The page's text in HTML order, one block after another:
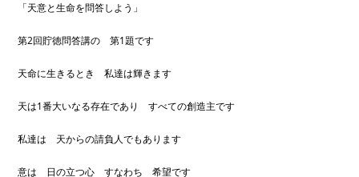
開「天意と生命を問答しよう」
第2回貯徳問答講の 第1題です
天命に生きるとき 私達は輝きます
天は1番大いなる存在であり すべての創造主です
私達は 天からの請負人でもあります
意は 日の立つ心 すなわち 希望です